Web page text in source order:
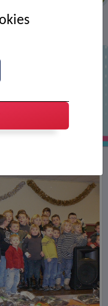
documentaires